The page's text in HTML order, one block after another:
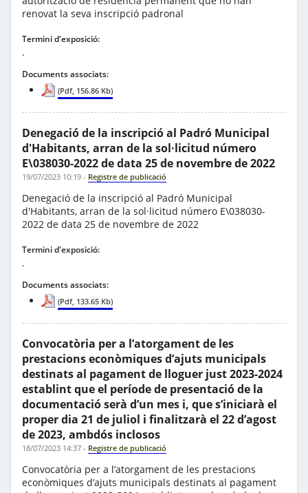
renovat la seva inscripció padronal
Termini d'exposició:
.
Documents associats:
(Pdf, 156.86 Kb)
Denegació de la inscripció al Padró Municipal
d'Habitants, arran de la sol·licitud número
E\038030-2022 de data 25 de novembre de 2022
19/07/2023 10:19 - Registre de publicació
Denegació de la inscripció al Padró Municipal
d'Habitants, arran de la sol·licitud número E\038030-
2022 de data 25 de novembre de 2022
Termini d'exposició:
.
Documents associats:
(Pdf, 133.65 Kb)
Convocatòria per a l’atorgament de les
prestacions econòmiques d’ajuts municipals
destinats al pagament de lloguer just 2023-2024
establint que el període de presentació de la
documentació serà d’un mes i, que s’iniciarà el
proper dia 21 de juliol i finalitzarà el 22 d’agost
de 2023, ambdós inclosos
18/07/2023 14:37 - Registre de publicació
Convocatòria per a l’atorgament de les prestacions
econòmiques d’ajuts municipals destinats al pagament